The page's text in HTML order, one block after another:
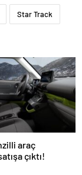
Star Track
araç
çıktı!